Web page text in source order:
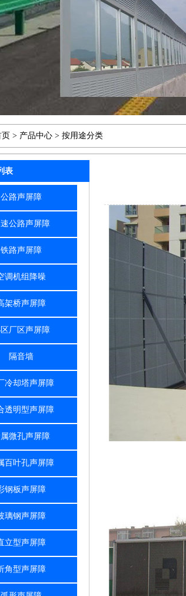
页 > 产品中心 > 按用途分类
表
公路声屏障
公路声屏障
铁路声屏障
调机组降噪
架桥声屏障
厂区声屏障
隔音墙
冷却塔声屏障
透明型声屏障
微孔声屏障
百叶孔声屏障
钢板声屏障
璃钢声屏障
立型声屏障
角型声屏障